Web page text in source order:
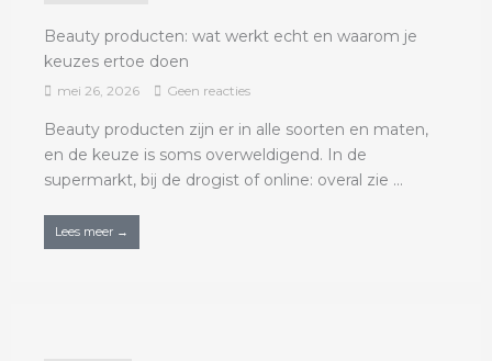
Beauty producten: wat werkt echt en waarom je
keuzes ertoe doen
mei 26, 2026 Geen reacties
Beauty producten zijn er in alle soorten en maten,
en de keuze is soms overweldigend. In de
supermarkt, bij de drogist of online: overal zie ...
Lees meer →